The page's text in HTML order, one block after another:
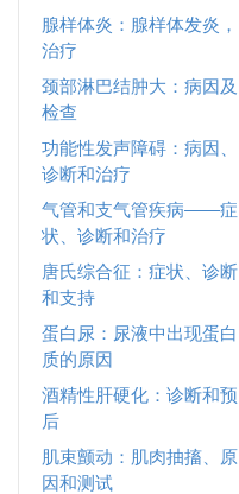
腺样体炎：腺样体发炎，
治疗
颈部淋巴结肿大：病因及
检查
功能性发声障碍：病因、
诊断和治疗
气管和支气管疾病——症
状、诊断和治疗
唐氏综合征：症状、诊断
和支持
蛋白尿：尿液中出现蛋白
质的原因
酒精性肝硬化：诊断和预
后
肌束颤动：肌肉抽搐、原
因和测试